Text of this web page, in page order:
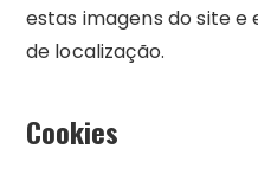
estas imagens do site e
de localização.
Cookies